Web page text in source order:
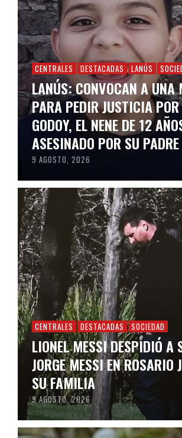
CENTRALES DESTACADAS LANÚS
LANÚS: CONVOCAN A UNA
PARA PEDIR JUSTICIA
GODOY, EL NENE DE 12
ASESINADO POR SU PADRE
9 AGOSTO, 2026
CENTRALES DESTACADAS SOCIEDAD
LIONEL MESSI DESPIDIÓ A
JORGE MESSI EN ROSARIO
SU FAMILIA
9 AGOSTO, 2026